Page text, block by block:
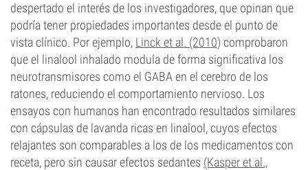
despertado el interés de los investigadores, que opinan que
podría tener propiedades importantes desde el punto de
vista clínico. Por ejemplo, Linck et al. (2010) comprobaron
que el linalool inhalado modula de forma significativa los
neurotransmisores como el GABA en el cerebro de los
ratones, reduciendo el comportamiento nervioso. Los
ensayos con humanos han encontrado resultados similares
con cápsulas de lavanda ricas en linalool, cuyos efectos
relajantes son comparables a los de los medicamentos con
receta, pero sin causar efectos sedantes (Kasper et al.,